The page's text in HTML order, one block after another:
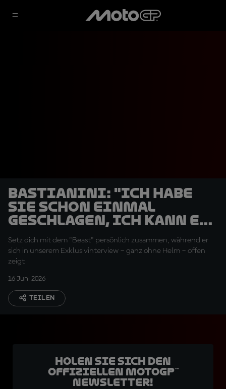
Bastianini: "Ich habe
sie schon einmal
geschlagen, ich kann es
wieder tun"
Setz dich mit dem "Beast" persönlich zusammen, während er
sich in unserem Exklusivinterview – ganz ohne Helm – offen
zeigt
16 Juni 2026
TEILEN
Holen Sie sich den
offiziellen MotoGP™
Newsletter!